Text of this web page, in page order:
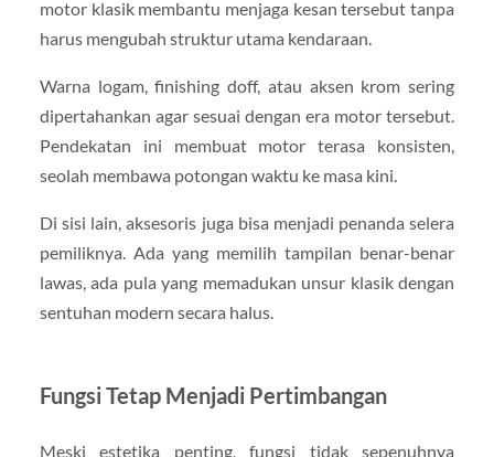
motor klasik membantu menjaga kesan tersebut tanpa
harus mengubah struktur utama kendaraan.
Warna logam, finishing doff, atau aksen krom sering
dipertahankan agar sesuai dengan era motor tersebut.
Pendekatan ini membuat motor terasa konsisten,
seolah membawa potongan waktu ke masa kini.
Di sisi lain, aksesoris juga bisa menjadi penanda selera
pemiliknya. Ada yang memilih tampilan benar-benar
lawas, ada pula yang memadukan unsur klasik dengan
sentuhan modern secara halus.
Fungsi Tetap Menjadi Pertimbangan
Meski estetika penting, fungsi tidak sepenuhnya